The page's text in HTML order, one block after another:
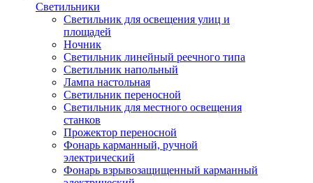
Светильники
Светильник для освещения улиц и
площадей
Ночник
Светильник линейный реечного типа
Светильник напольный
Лампа настольная
Светильник переносной
Светильник для местного освещения
станков
Прожектор переносной
Фонарь карманный, ручной
электрический
Фонарь взрывозащищенный карманный